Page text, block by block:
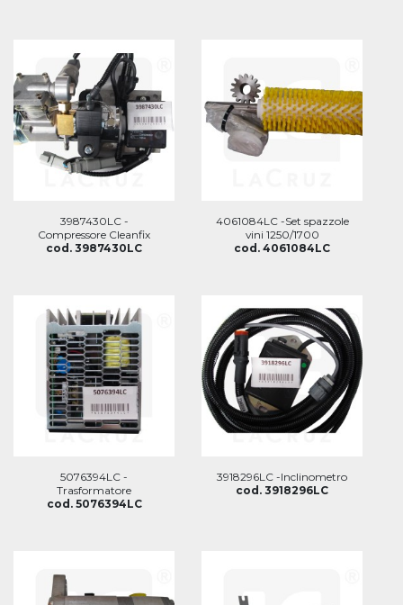
3987430LC -
Compressore Cleanfix
cod. 3987430LC
4061084LC -Set spazzole
vini 1250/1700
cod. 4061084LC
5076394LC -
Trasformatore
cod. 5076394LC
3918296LC -Inclinometro
cod. 3918296LC